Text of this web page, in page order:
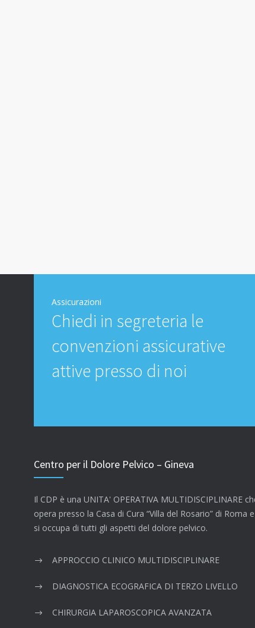
Assicurazioni
Chiedi in segreteria le
convenzioni assicurative
attive presso di noi
Centro per il Dolore Pelvico – Gineva
Il CDP è una UNITA' OPERATIVA MULTIDISCIPLINARE
opera presso la Casa di Cura “Villa del Rosario” di Roma e
si occupa di tutti gli aspetti del dolore pelvico.
APPROCCIO CLINICO MULTIDISCIPLINARE
DIAGNOSTICA ECOGRAFICA DI TERZO LIVELLO
CHIRURGIA LAPAROSCOPICA AVANZATA